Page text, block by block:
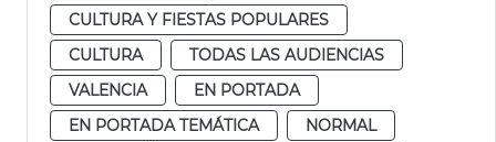
CULTURA Y FIESTAS POPULARES
CULTURA
TODAS LAS AUDIENCIAS
VALENCIA
EN PORTADA
EN PORTADA TEMÁTICA
NORMAL